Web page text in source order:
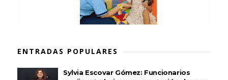
ENTRADAS POPULARES
Sylvia Escovar Gómez: Funcionarios